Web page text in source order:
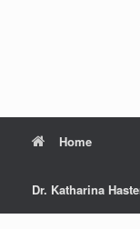
Home
Dr. Katharina